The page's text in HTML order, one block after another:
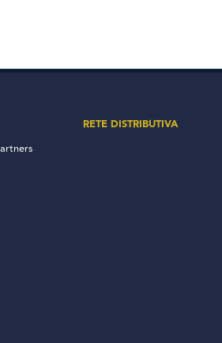
RETE DISTRIBUTIVA